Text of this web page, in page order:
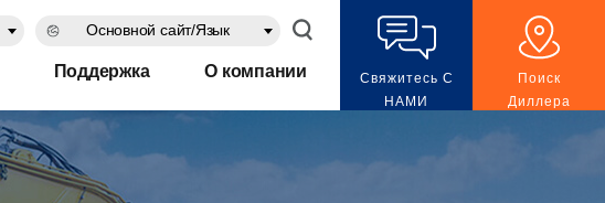
Основной сайт/Язык
Поддержка О компании
Свяжитесь С
НАМИ
Поиск
Диллера